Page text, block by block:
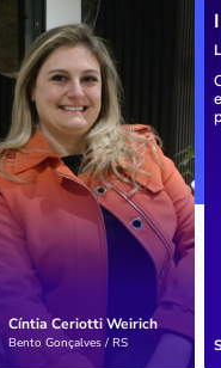
Cíntia Ceriotti Weirich
Bento Gonçalves / RS